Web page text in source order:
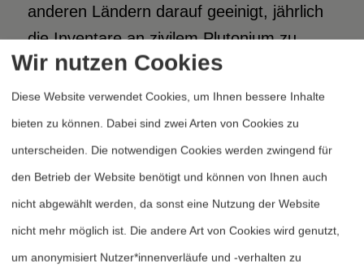
anderen Ländern darauf geeinigt, jährlich
die Inventare an zivilem Plutonium zu
veröffentlichen. Noch vor der
Überprüfungs- und
Verlängerungskonferenz des
Nichtverbreitungsvertrags (NVV) 1995
sollte diese Vereinbarung in einen
formalen Rahmen gefaßt werden.1 Zwei
Jahre später war aus dem
Außenministerium zu hören, daß in
Wir nutzen Cookies
Diese Website verwendet Cookies, um Ihnen bessere Inhalte
bieten zu können. Dabei sind zwei Arten von Cookies zu
unterscheiden. Die notwendigen Cookies werden zwingend für
den Betrieb der Website benötigt und können von Ihnen auch
nicht abgewählt werden, da sonst eine Nutzung der Website
nicht mehr möglich ist. Die andere Art von Cookies wird genutzt,
um anonymisiert Nutzer*innenverläufe und -verhalten zu